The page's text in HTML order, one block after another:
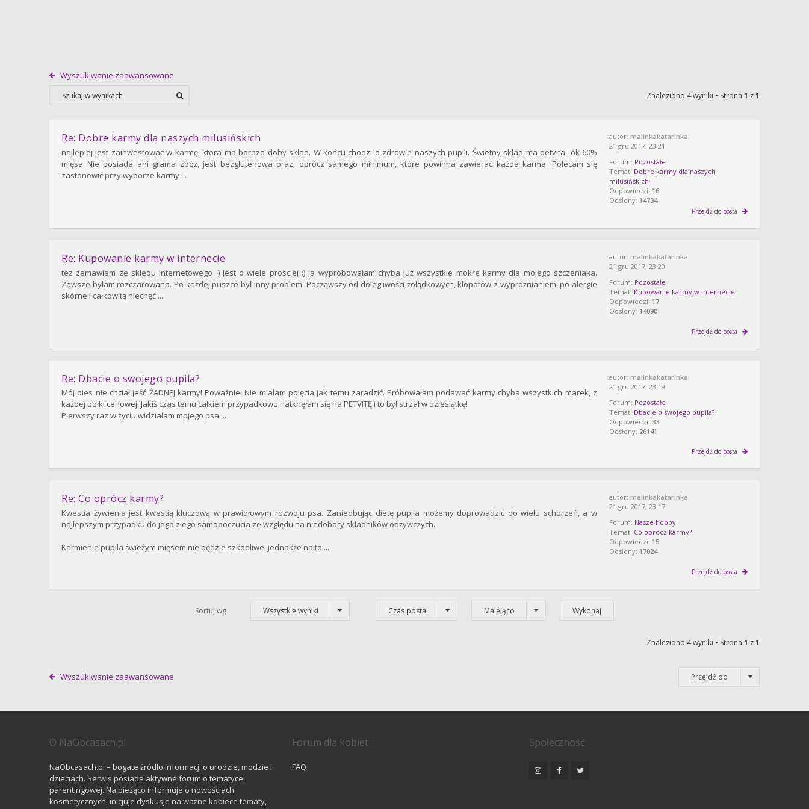
Wyszukiwanie zaawansowane
Znaleziono 4 wyniki • Strona 1 z1
autor: malinkakatarinka
21 gru 2017, 23:21
Forum: Pozostałe
Temat: Dobre karmy dla naszych
milusińskich
Odpowiedzi: 16
Odsłony: 14734
Re: Dobre karmy dla naszych milusińskich
najlepiej jest zainwestować w karmę, ktora ma bardzo doby skład. W końcu chodzi o zdrowie naszych pupili. Świetny skład ma petvita- ok 60%
mięsa Nie posiada ani grama zbóż, jest bezglutenowa oraz, oprócz samego minimum, które powinna zawierać każda karma. Polecam się
zastanowić przy wyborze karmy ...
Przejdź do posta
autor: malinkakatarinka
21 gru 2017, 23:20
Forum: Pozostałe
Temat: Kupowanie karmy w internecie
Odpowiedzi: 17
Odsłony: 14090
Re: Kupowanie karmy w internecie
tez zamawiam ze sklepu internetowego :) jest o wiele prosciej :) ja wypróbowałam chyba już wszystkie mokre karmy dla mojego szczeniaka.
Zawsze byłam rozczarowana. Po każdej puszce był inny problem. Począwszy od dolegliwości żołądkowych, kłopotów z wypróżnianiem, po alergie
skórne i całkowitą niechęć ...
Przejdź do posta
autor: malinkakatarinka
21 gru 2017, 23:19
Forum: Pozostałe
Temat: Dbacie o swojego pupila?
Odpowiedzi: 33
Odsłony: 26141
Re: Dbacie o swojego pupila?
Mój pies nie chciał jeść ŻADNEJ karmy! Poważnie! Nie miałam pojęcia jak temu zaradzić. Próbowałam podawać karmy chyba wszystkich marek, z
każdej półki cenowej. Jakiś czas temu całkiem przypadkowo natknęłam się na PETVITĘ i to był strzał w dziesiątkę!
Pierwszy raz w życiu widziałam mojego psa ...
Przejdź do posta
autor: malinkakatarinka
21 gru 2017, 23:17
Forum: Nasze hobby
Temat: Co oprócz karmy?
Odpowiedzi: 15
Odsłony: 17024
Re: Co oprócz karmy?
Kwestia żywienia jest kwestią kluczową w prawidłowym rozwoju psa. Zaniedbując dietę pupila możemy doprowadzić do wielu schorzeń, a w
najlepszym przypadku do jego złego samopoczucia ze względu na niedobory składników odżywczych.
Karmienie pupila świeżym mięsem nie będzie szkodliwe, jednakże na to ...
Przejdź do posta
Sortuj wg Wszystkie wyniki Czas posta Malejąco
Znaleziono 4 wyniki • Strona 1 z1
Wyszukiwanie zaawansowane Przejdź do
O NaObcasach.pl
NaObcasach.pl – bogate źródło informacji o urodzie, modzie i
dzieciach. Serwis posiada aktywne forum o tematyce
parentingowej. Na bieżąco informuje o nowościach
kosmetycznych, inicjuje dyskusje na ważne kobiece tematy,
Forum dla kobiet
FAQ
Społeczność